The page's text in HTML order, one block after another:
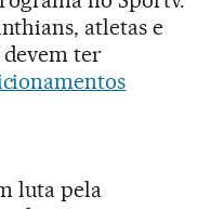
atletas e
ter
luta pela